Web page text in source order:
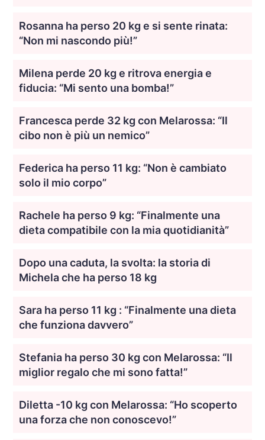
Rosanna ha perso 20 kg e si sente rinata:
“Non mi nascondo più!”
Milena perde 20 kg e ritrova energia e
fiducia: “Mi sento una bomba!”
Francesca perde 32 kg con Melarossa: “Il
cibo non è più un nemico”
Federica ha perso 11 kg: “Non è cambiato
solo il mio corpo”
Rachele ha perso 9 kg: “Finalmente una
dieta compatibile con la mia quotidianità”
Dopo una caduta, la svolta: la storia di
Michela che ha perso 18 kg
Sara ha perso 11 kg : “Finalmente una dieta
che funziona davvero”
Stefania ha perso 30 kg con Melarossa: “Il
miglior regalo che mi sono fatta!”
Diletta -10 kg con Melarossa: “Ho scoperto
una forza che non conoscevo!”